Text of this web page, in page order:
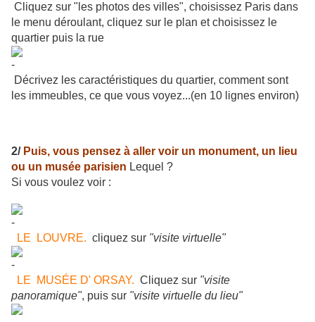
Cliquez sur "les photos des villes", choisissez Paris dans
le menu déroulant, cliquez sur le plan et choisissez le
quartier puis la rue
Décrivez les caractéristiques du quartier, comment sont
les immeubles, ce que vous voyez...(en 10 lignes environ)
2/ Puis, vous pensez à aller voir un monument, un lieu
ou un musée parisien Lequel ?
Si vous voulez voir :
LE LOUVRE. cliquez sur "visite virtuelle"
LE MUSÉE D' ORSAY. Cliquez sur "visite
panoramique", puis sur "visite virtuelle du lieu"